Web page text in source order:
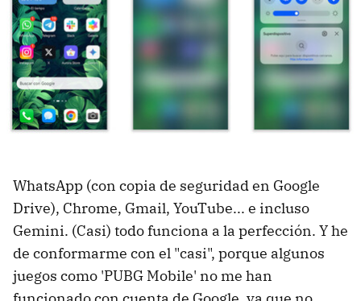
WhatsApp (con copia de seguridad en Google
Drive), Chrome, Gmail, YouTube... e incluso
Gemini. (Casi) todo funciona a la perfección. Y he
de conformarme con el "casi", porque algunos
juegos como 'PUBG Mobile' no me han